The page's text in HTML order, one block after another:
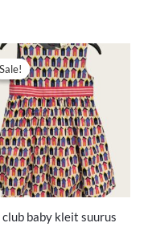
Sale!
Sale!
baby kleit suurus
Algne
hind
oli:
5,90 €.
Praegune
hind
on:
4,00 €.